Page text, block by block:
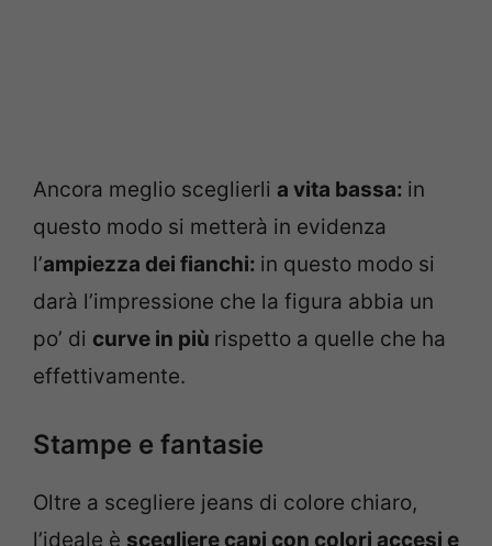
Ancora meglio sceglierli a vita bassa: in
questo modo si metterà in evidenza
l’ampiezza dei fianchi: in questo modo si
darà l’impressione che la figura abbia un
po’ di curve in più rispetto a quelle che ha
effettivamente.
Stampe e fantasie
Oltre a scegliere jeans di colore chiaro,
l’ideale è scegliere capi con colori accesi e